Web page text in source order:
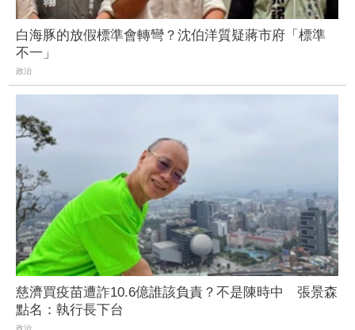
白海豚的放假標準會轉彎？沈伯洋質疑蔣市府「標準
不一」
政治
慈濟買疫苗遭詐10.6億誰該負責？不是陳時中 張景森
點名：執行長下台